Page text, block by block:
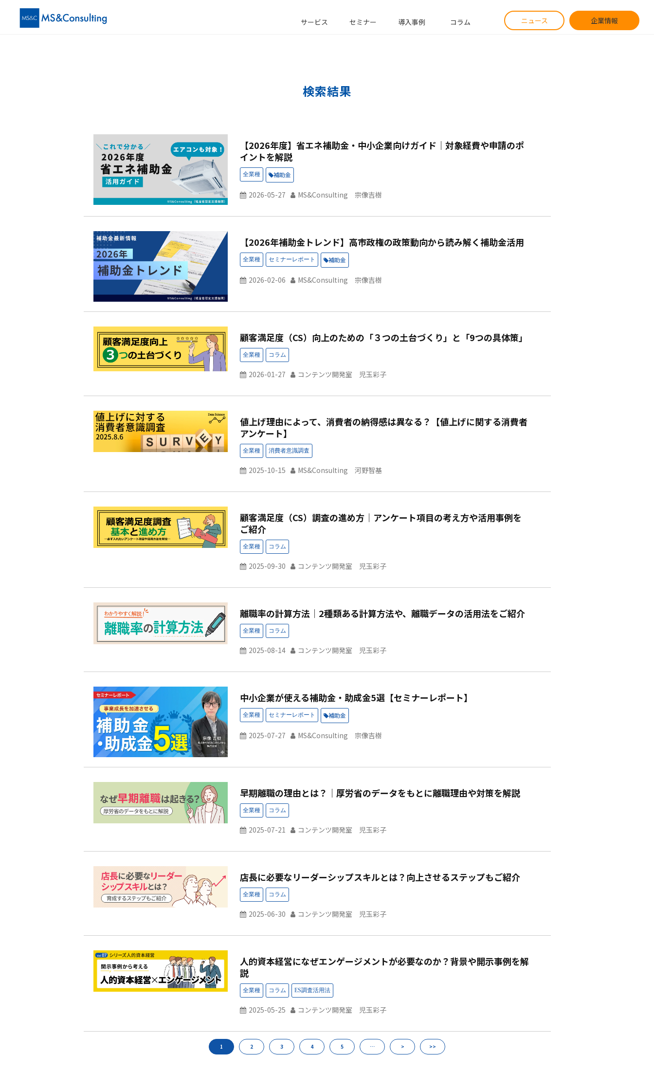
サービス セミナー 導入事例 コラム ニュース 企業情報
検索結果
【2026年度】省エネ補助金・中小企業向けガイド｜対象経費や申請のポ
イントを解説
補助金
2026-05-27 MS&Consulting 宗像吉樹
【2026年補助金トレンド】高市政権の政策動向から読み解く補助金活用
補助金
2026-02-06 MS&Consulting 宗像吉樹
顧客満足度（CS）向上のための「３つの土台づくり」と「9つの具体策」
2026-01-27 コンテンツ開発室 児玉彩子
値上げ理由によって、消費者の納得感は異なる？【値上げに関する消費者
アンケート】
2025-10-15 MS&Consulting 河野智基
顧客満足度（CS）調査の進め方｜アンケート項目の考え方や活用事例を
ご紹介
2025-09-30 コンテンツ開発室 児玉彩子
離職率の計算方法｜2種類ある計算方法や、離職データの活用法をご紹介
2025-08-14 コンテンツ開発室 児玉彩子
中小企業が使える補助金・助成金5選【セミナーレポート】
補助金
2025-07-27 MS&Consulting 宗像吉樹
早期離職の理由とは？｜厚労省のデータをもとに離職理由や対策を解説
2025-07-21 コンテンツ開発室 児玉彩子
店長に必要なリーダーシップスキルとは？向上させるステップもご紹介
2025-06-30 コンテンツ開発室 児玉彩子
人的資本経営になぜエンゲージメントが必要なのか？背景や開示事例を解
説
2025-05-25 コンテンツ開発室 児玉彩子
1 2 3 4 5 … > >>